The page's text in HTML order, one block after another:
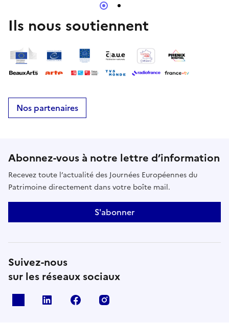
et Saint-Sébastien – Guéret. Un espace riche pour
comprendre comment le territoire s’est construit,
entre héritage antique, médiéval et moderne.
Ils nous soutiennent
Nos partenaires
Abonnez-vous à notre lettre d’information
Recevez toute l’actualité des Journées Européennes du
Patrimoine directement dans votre boîte mail.
S'abonner
Suivez-nous
sur les réseaux sociaux
Linkedin Facebook